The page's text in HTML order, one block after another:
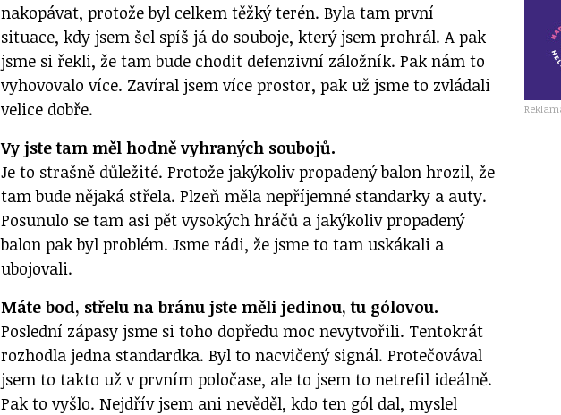
nakopávat, protože byl celkem těžký terén. Byla tam první
situace, kdy jsem šel spíš já do souboje, který jsem prohrál. A pak
jsme si řekli, že tam bude chodit defenzivní záložník. Pak nám to
vyhovovalo více. Zavíral jsem více prostor, pak už jsme to zvládali
velice dobře.
Vy jste tam měl hodně vyhraných soubojů.
Je to strašně důležité. Protože jakýkoliv propadený balon hrozil, že
tam bude nějaká střela. Plzeň měla nepříjemné standarky a auty.
Posunulo se tam asi pět vysokých hráčů a jakýkoliv propadený
balon pak byl problém. Jsme rádi, že jsme to tam uskákali a
ubojovali.
Máte bod, střelu na bránu jste měli jedinou, tu gólovou.
Poslední zápasy jsme si toho dopředu moc nevytvořili. Tentokrát
rozhodla jedna standardka. Byl to nacvičený signál. Protečovával
jsem to takto už v prvním poločase, ale to jsem to netrefil ideálně.
Pak to vyšlo. Nejdřív jsem ani nevěděl, kdo ten gól dal, myslel